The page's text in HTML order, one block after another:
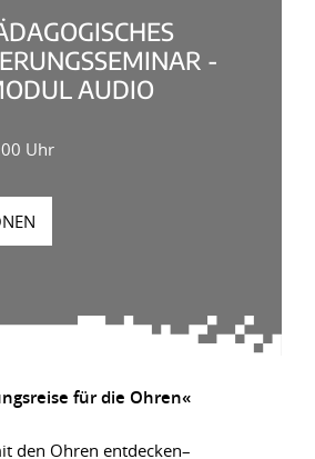
-
AUDIO
Uhr
für die Ohren«
den Ohren entdecken–